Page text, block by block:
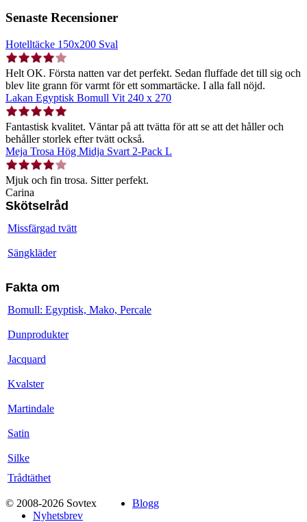
Senaste Recensioner
Hotelltäcke 150x200 Sval
Helt OK. Första natten var det perfekt. Sedan fluffade det till sig och
blev lite grann för varmt för ett sommartäcke. I alla fall nöjd.
Lakan Egyptisk Bomull Vit 240 x 270
Fantastisk kvalitet. Väntar på att tvätta för att se att det håller och
behåller storlek efter tvätt också.
Meja Trosa Hög Midja Svart 2-Pack L
Mjuk och fin trosa. Sitter perfekt.
Carina
Skötselråd
Missfärgad tvätt
Sängkläder
Fakta om
Bomull: Egyptisk, Mako, Percale
Dunprodukter
Jacquard
Kvalster
Martindale
Satin
Silke
Trådtäthet
© 2008-2026 Sovtex
Blogg
Nyhetsbrev